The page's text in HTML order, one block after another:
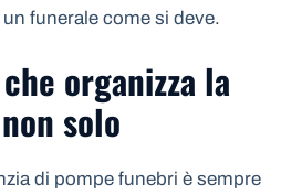
funerale come si deve.
organizza la
solo
di pompe funebri è sempre